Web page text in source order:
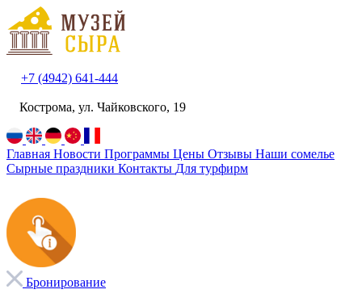
+7 (4942) 641-444
Кострома, ул. Чайковского, 19
Главная Новости Программы Цены Отзывы Наши сомелье
Сырные праздники Контакты Для турфирм
Бронирование